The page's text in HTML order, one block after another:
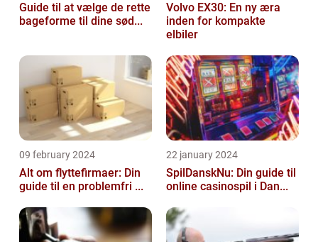
Guide til at vælge de rette
bageforme til dine sød...
Volvo EX30: En ny æra
inden for kompakte
elbiler
09 february 2024
Alt om flyttefirmaer: Din
guide til en problemfri ...
22 january 2024
SpilDanskNu: Din guide til
online casinospil i Dan...